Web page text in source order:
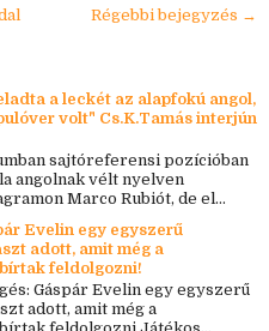
Régebbi bejegyzés →
a leckét az alapfokú angol,
volt" Cs.K.Tamás interjún
sajtóreferensi pozícióban
angolnak vélt nyelven
Marco Rubiót, de el...
Evelin egy egyszerű
adott, amit még a
feldolgozni!
Gáspár Evelin egy egyszerű
adott, amit még a